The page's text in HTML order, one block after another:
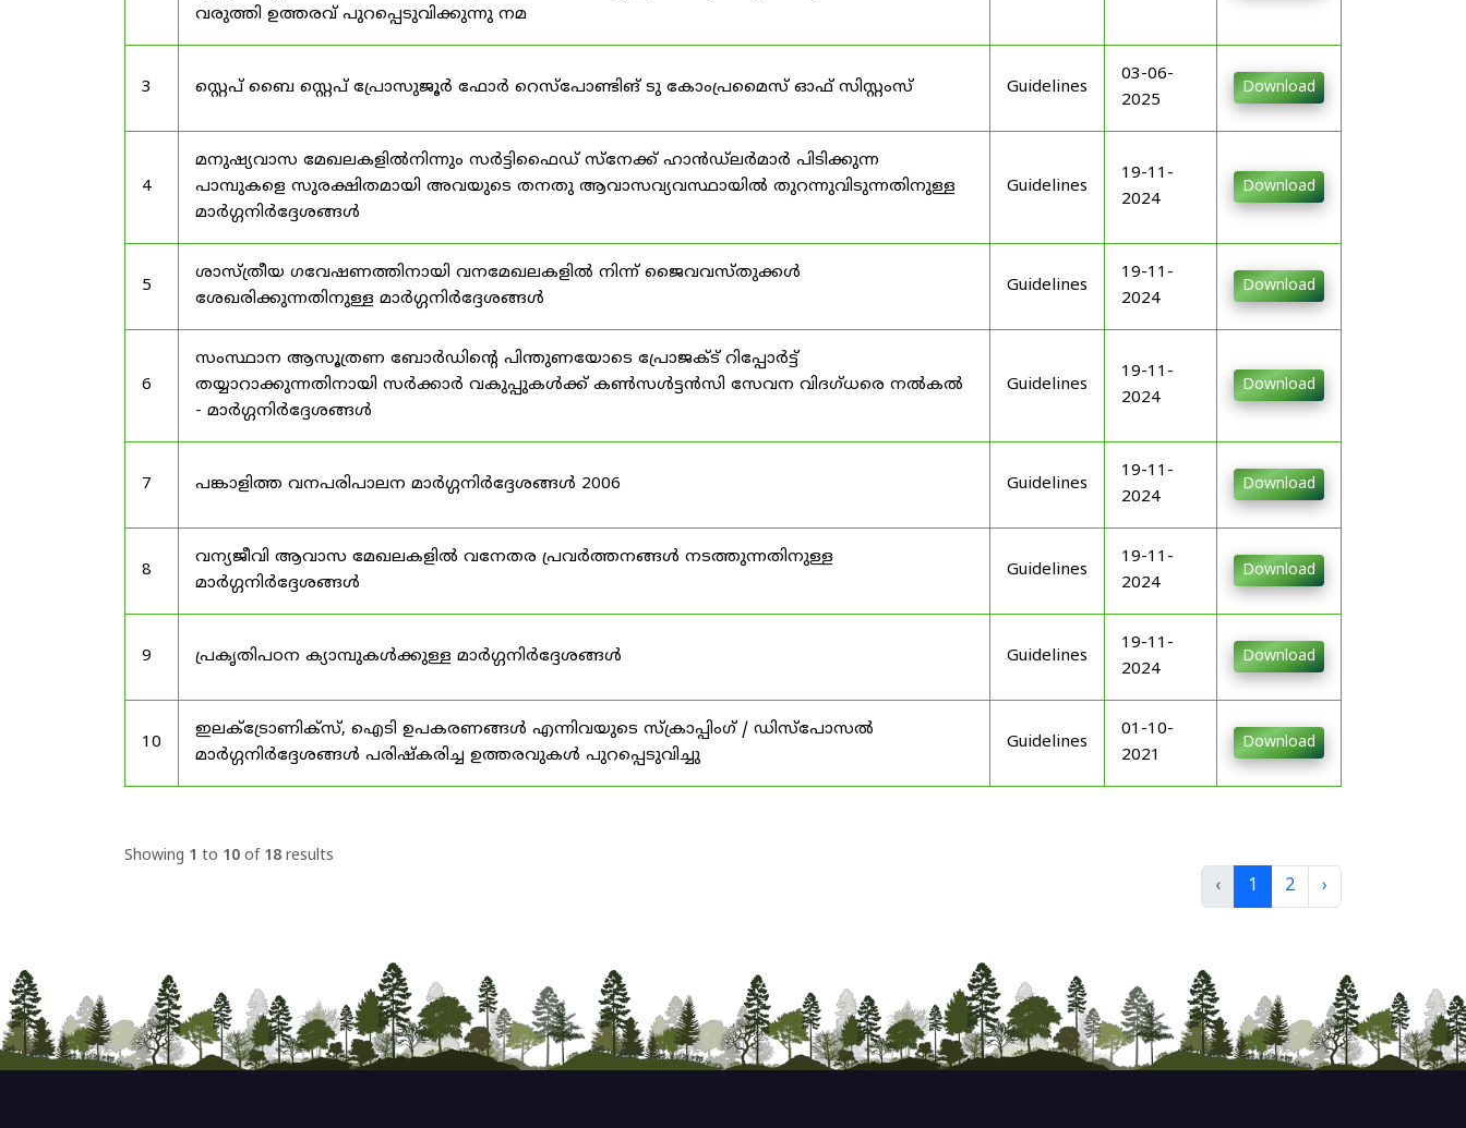
വരുത്തി ഉത്തരവ് പുറപ്പെടുവിക്കുന്നു നമ
3 സ്റ്റെപ് ബൈ സ്റ്റെപ് പ്രോസുജൂർ ഫോർ റെസ്‌പോണ്ടിങ് ടു കോംപ്രമൈസ് ഓഫ് സിസ്റ്റംസ് Guidelines
03-06-
2025
Download
4
മനുഷ്യവാസ മേഖലകളിൽനിന്നും സർട്ടിഫൈഡ് സ്നേക്ക് ഹാൻഡ്‌ലർമാർ പിടിക്കുന്ന
പാമ്പുകളെ സുരക്ഷിതമായി അവയുടെ തനതു ആവാസവ്യവസ്ഥായിൽ തുറന്നുവിടുന്നതിനുള്ള
മാർഗ്ഗനിർദ്ദേശങ്ങൾ
Guidelines
19-11-
2024
Download
5
ശാസ്ത്രീയ ഗവേഷണത്തിനായി വനമേഖലകളിൽ നിന്ന് ജൈവവസ്തുക്കൾ
ശേഖരിക്കുന്നതിനുള്ള മാർഗ്ഗനിർദ്ദേശങ്ങൾ
Guidelines
19-11-
2024
Download
6
സംസ്ഥാന ആസൂത്രണ ബോർഡിൻ്റെ പിന്തുണയോടെ പ്രോജക്ട് റിപ്പോർട്ട്
തയ്യാറാക്കുന്നതിനായി സർക്കാർ വകുപ്പുകൾക്ക് കൺസൾട്ടൻസി സേവന വിദഗ്ധരെ നൽകൽ
- മാർഗ്ഗനിർദ്ദേശങ്ങൾ
Guidelines
19-11-
2024
Download
7 പങ്കാളിത്ത വനപരിപാലന മാർഗ്ഗനിർദ്ദേശങ്ങൾ 2006 Guidelines
19-11-
2024
Download
8
വന്യജീവി ആവാസ മേഖലകളിൽ വനേതര പ്രവർത്തനങ്ങൾ നടത്തുന്നതിനുള്ള
മാർഗ്ഗനിർദ്ദേശങ്ങൾ
Guidelines
19-11-
2024
Download
9 പ്രകൃതിപഠന ക്യാമ്പുകൾക്കുള്ള മാർഗ്ഗനിർദ്ദേശങ്ങൾ Guidelines
19-11-
2024
Download
10
ഇലക്‌ട്രോണിക്‌സ്, ഐടി ഉപകരണങ്ങൾ എന്നിവയുടെ സ്‌ക്രാപ്പിംഗ് / ഡിസ്‌പോസൽ
മാർഗ്ഗനിർദ്ദേശങ്ങൾ പരിഷ്‌കരിച്ച ഉത്തരവുകൾ പുറപ്പെടുവിച്ചു
Guidelines
01-10-
2021
Download
Showing 1 to 10 of 18 results
‹ 1 2 ›